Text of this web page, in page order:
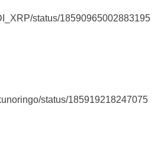
status/18590965002883195
status/185919218247075